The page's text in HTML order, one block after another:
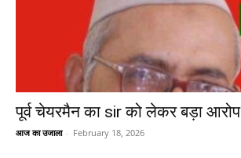
पूर्व चेयरमैन का sir को लेकर बड़ा आरोप
आज का उजाला - February 18, 2026